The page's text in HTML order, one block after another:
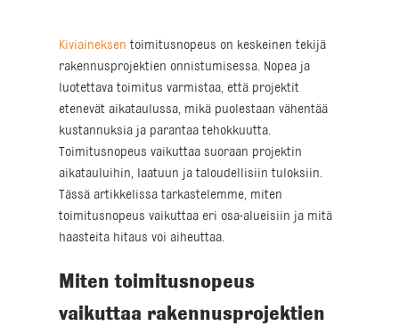
Kiviaineksen toimitusnopeus on keskeinen tekijä
rakennusprojektien onnistumisessa. Nopea ja
luotettava toimitus varmistaa, että projektit
etenevät aikataulussa, mikä puolestaan vähentää
kustannuksia ja parantaa tehokkuutta.
Toimitusnopeus vaikuttaa suoraan projektin
aikatauluihin, laatuun ja taloudellisiin tuloksiin.
Tässä artikkelissa tarkastelemme, miten
toimitusnopeus vaikuttaa eri osa-alueisiin ja mitä
haasteita hitaus voi aiheuttaa.
Miten toimitusnopeus
vaikuttaa rakennusprojektien